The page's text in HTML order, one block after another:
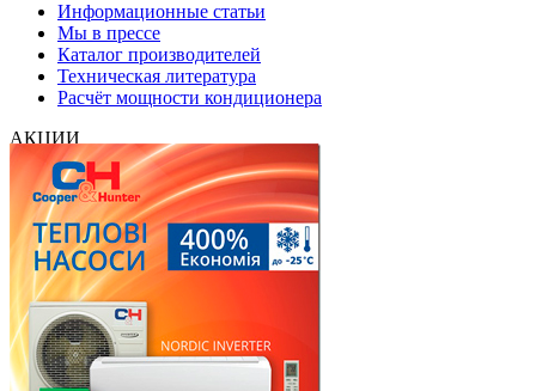
Информационные статьи
Мы в прессе
Каталог производителей
Техническая литература
Расчёт мощности кондиционера
АКЦИИ